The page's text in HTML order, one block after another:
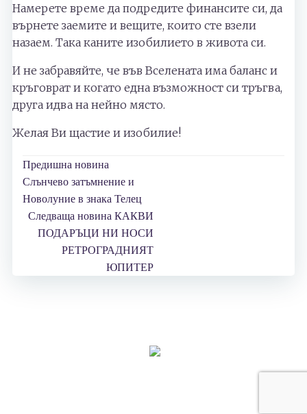
Намерете време да подредите финансите си, да
върнете заемите и вещите, които сте взели
назаем. Така каните изобилието в живота си.
И не забравяйте, че във Вселената има баланс и
кръговрат и когато една възможност си тръгва,
друга идва на нейно място.
Желая Ви щастие и изобилие!
Post
navigation
Предишна новина
Слънчево затъмнение и
Новолуние в знака Телец
Post
navigation
Следваща новина КАКВИ
ПОДАРЪЦИ НИ НОСИ
РЕТРОГРАДНИЯТ
ЮПИТЕР